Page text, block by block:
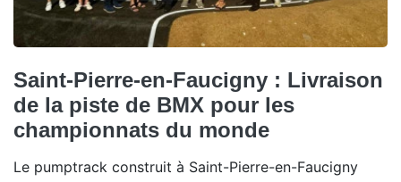
Saint-Pierre-en-Faucigny : Livraison
de la piste de BMX pour les
championnats du monde
Le pumptrack construit à Saint-Pierre-en-Faucigny